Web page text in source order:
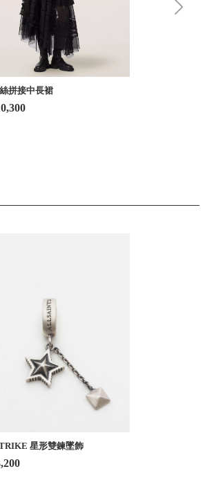
拼接中長裙
星形雙鍊墜飾